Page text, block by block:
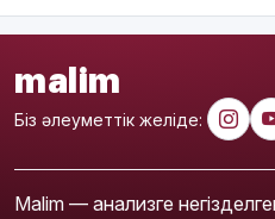
malim
Біз әлеуметтік желіде:
Malim — анализге